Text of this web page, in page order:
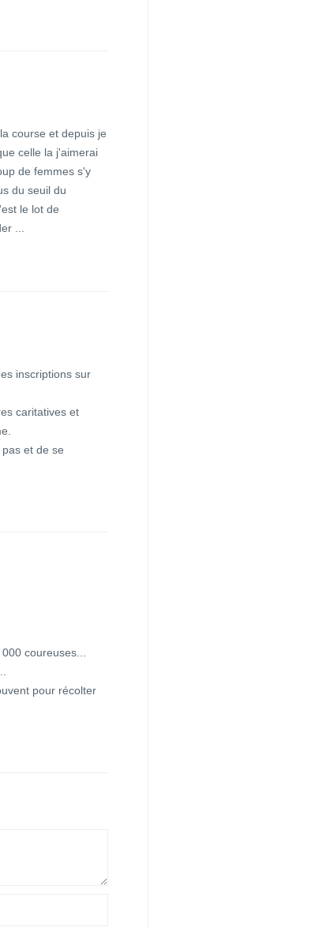
course et depuis je
celle la j'aimerai
de femmes s'y
du seuil du
le lot de
...
inscriptions sur
caritatives et
et de se
coureuses...
pour récolter